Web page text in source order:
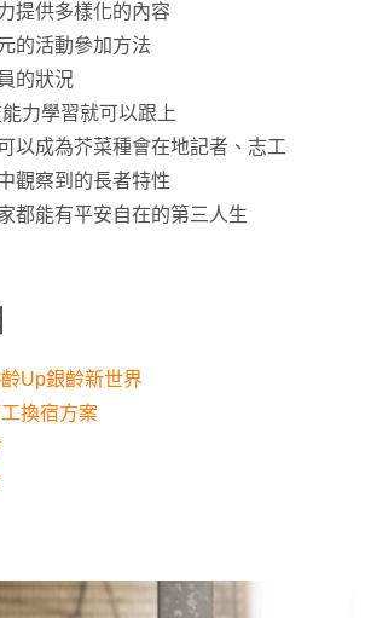
提供多樣化的內容
的活動參加方法
的狀況
力學習就可以跟上
以成為芥菜種會在地記者、志工
觀察到的長者特性
都能有平安自在的第三人生
Up銀齡新世界
換宿方案